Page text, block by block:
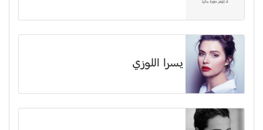
يسرا اللوزي